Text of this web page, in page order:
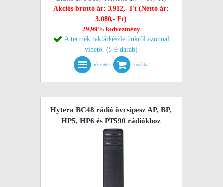
Akciós bruttó ár: 3.912,- Ft (Nettó ár:
3.080,- Ft)
29,99% kedvezmény
A termék raktárkészletünkről azonnal
vihető. (5-9 darab)
részletek kosárba!
Hytera BC48 rádió övcsipesz AP, BP,
HP5, HP6 és PT590 rádiókhoz